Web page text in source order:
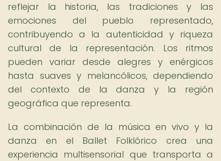
reflejar la historia, las tradiciones y las
emociones del pueblo representado,
contribuyendo a la autenticidad y riqueza
cultural de la representación. Los ritmos
pueden variar desde alegres y enérgicos
hasta suaves y melancólicos, dependiendo
del contexto de la danza y la región
geográfica que representa.
La combinación de la música en vivo y la
danza en el Ballet Folklórico crea una
experiencia multisensorial que transporta a